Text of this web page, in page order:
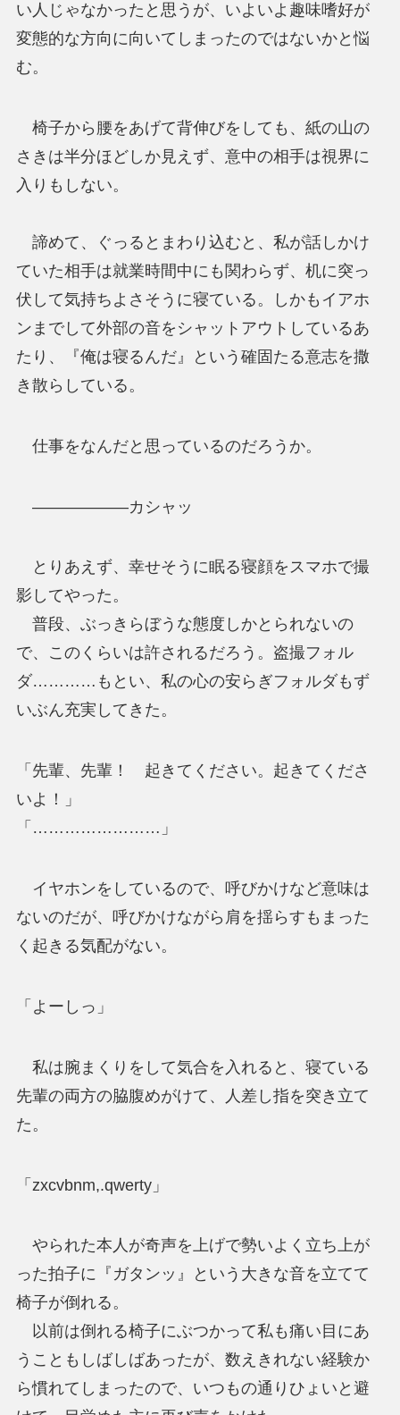
い人じゃなかったと思うが、いよいよ趣味嗜好が
変態的な方向に向いてしまったのではないかと悩
む。
椅子から腰をあげて背伸びをしても、紙の山の
さきは半分ほどしか見えず、意中の相手は視界に
入りもしない。
諦めて、ぐっるとまわり込むと、私が話しかけ
ていた相手は就業時間中にも関わらず、机に突っ
伏して気持ちよさそうに寝ている。しかもイアホ
ンまでして外部の音をシャットアウトしているあ
たり、『俺は寝るんだ』という確固たる意志を撒
き散らしている。
仕事をなんだと思っているのだろうか。
――――――カシャッ
とりあえず、幸せそうに眠る寝顔をスマホで撮
影してやった。
普段、ぶっきらぼうな態度しかとられないの
で、このくらいは許されるだろう。盗撮フォル
ダ…………もとい、私の心の安らぎフォルダもず
いぶん充実してきた。
「先輩、先輩！ 起きてください。起きてくださ
いよ！」
「……………………」
イヤホンをしているので、呼びかけなど意味は
ないのだが、呼びかけながら肩を揺らすもまった
く起きる気配がない。
「よーしっ」
私は腕まくりをして気合を入れると、寝ている
先輩の両方の脇腹めがけて、人差し指を突き立て
た。
「zxcvbnm,.qwerty」
やられた本人が奇声を上げで勢いよく立ち上が
った拍子に『ガタンッ』という大きな音を立てて
椅子が倒れる。
以前は倒れる椅子にぶつかって私も痛い目にあ
うこともしばしばあったが、数えきれない経験か
ら慣れてしまったので、いつもの通りひょいと避